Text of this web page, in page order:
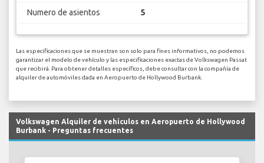
Numero de asientos 5
Las especificaciones que se muestran son solo para fines informativos, no podemos
garantizar el modelo de vehículo y las especificaciones exactas de Volkswagen Passat
que recibirá. Para obtener detalles específicos, debe consultar con la compañía de
alquiler de automóviles dada en Aeropuerto de Hollywood Burbank.
Volkswagen Alquiler de vehículos en Aeropuerto de Hollywood
Burbank - Preguntas frecuentes